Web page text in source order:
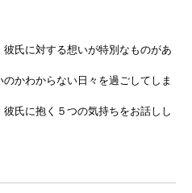
氏に対する想いが特別なものがあ
かわからない日々を過ごしてしま
氏に抱く５つの気持ちをお話しし